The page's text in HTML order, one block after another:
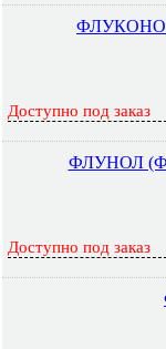
Доступно под заказ
ФЛУНОЛ
Доступно под заказ